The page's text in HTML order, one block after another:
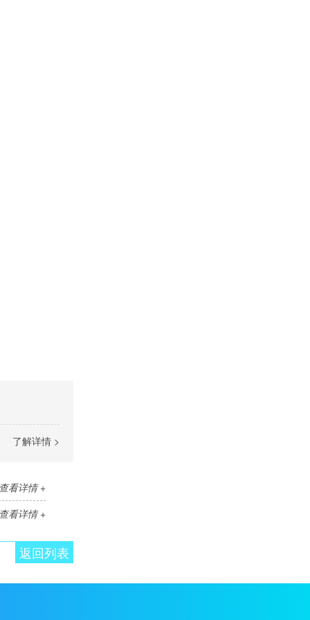
了解详情 >
看详情 +
看详情 +
返回列表